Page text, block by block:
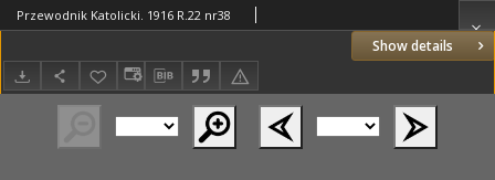
Show details
Przewodnik Katolicki. 1916 R.22 nr38